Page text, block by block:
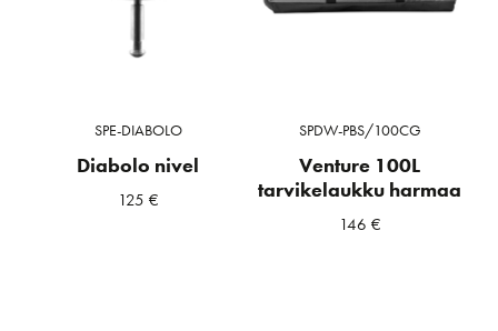
SPE-DIABOLO
Diabolo nivel
125 €
SPDW-PBS/100CG
Venture 100L
tarvikelaukku harmaa
146 €